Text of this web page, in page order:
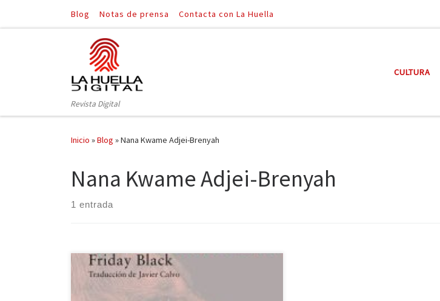
Saltar al contenido
Blog Notas de prensa Contacta con La Huella
Revista Digital
CULTURA
Inicio »Blog »Nana Kwame Adjei-Brenyah
Nana Kwame Adjei-Brenyah
1 entrada
«Anhelaba más lenguas, más mundos donde vivir y